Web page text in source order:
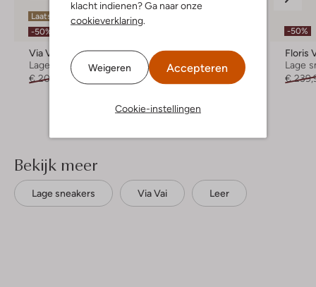
klacht indienen? Ga naar onze
cookieverklaring.
Weigeren Accepteren
Cookie-instellingen
Laatste items
-50%
Via Vai
Lage sneakers
€ 209,99
€ 104,99
Via Vai
Lage sneakers
€ 179,99
+ meer kleuren
-50%
Floris
Lage
€
Bekijk meer
Lage sneakers Via Vai Leer